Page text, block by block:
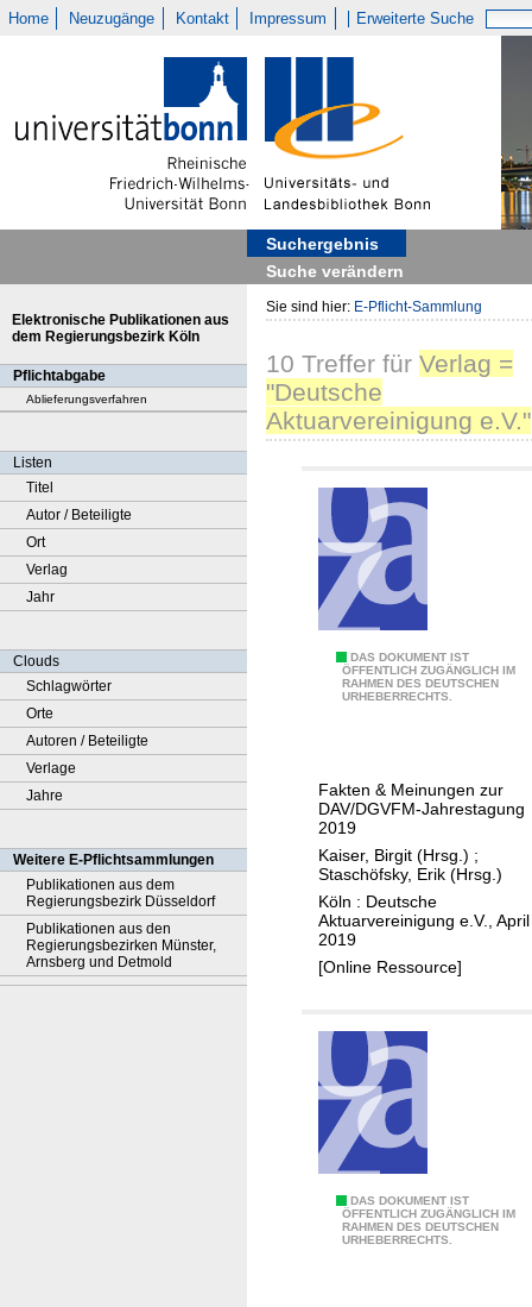
Home Neuzugänge Kontakt Impressum Erweiterte Suche
Suchergebnis
Suche verändern
Elektronische Publikationen aus
dem Regierungsbezirk Köln
Pflichtabgabe
Ablieferungsverfahren
Listen
Titel
Autor / Beteiligte
Ort
Verlag
Jahr
Clouds
Schlagwörter
Orte
Autoren / Beteiligte
Verlage
Jahre
Weitere E-Pflichtsammlungen
Publikationen aus dem
Regierungsbezirk Düsseldorf
Publikationen aus den
Regierungsbezirken Münster,
Arnsberg und Detmold
Sie sind hier: E-Pflicht-Sammlung
10 Treffer für Verlag =
"Deutsche
Aktuarvereinigung e.V."
DAS DOKUMENT IST
ÖFFENTLICH ZUGÄNGLICH IM
RAHMEN DES DEUTSCHEN
URHEBERRECHTS.
s
v
o
r
s
o
r
m
F
o
k
Fakten & Meinungen zur
DAV/DGVFM-Jahrestagung
2019
Kaiser, Birgit (Hrsg.) ;
Staschöfsky, Erik (Hrsg.)
Köln : Deutsche
Aktuarvereinigung e.V., April
2019
[Online Ressource]
DAS DOKUMENT IST
ÖFFENTLICH ZUGÄNGLICH IM
RAHMEN DES DEUTSCHEN
URHEBERRECHTS.